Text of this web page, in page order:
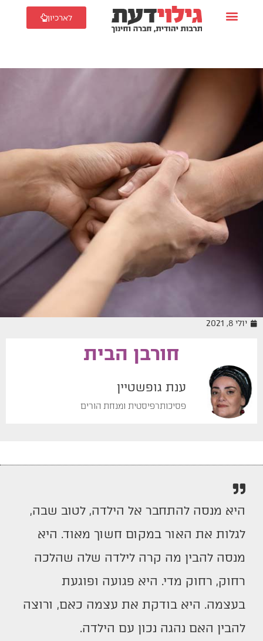
לארכיון
יולי 8, 2021
מיומנה של מטפלתחורבן הבית
ענת גופשטיין
פסיכותרפיסטית ומנחת הורים
היא מנסה להתחבר אל הילדה, לטוב שבה,
לגלות את האור במקום חשוך מאוד. היא
מנסה להבין מה קרה לילדה שלה שהלכה
רחוק, רחוק מדי. היא פגועה ופוגעת
בעצמה. היא בודקת את עצמה כאם, ורוצה
להבין האם נהגה נכון עם הילדה.